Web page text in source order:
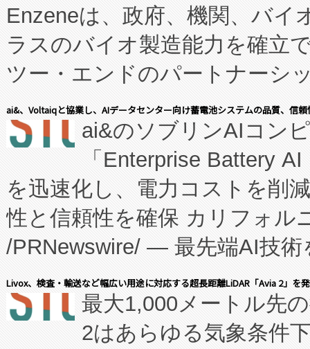
Enzeneは、政府、機関、バイ
ラスのバイオ製造能力を確立
ツー・エンドのパートナーシ
表しました。 同社の実績ある
manufacturing™ (FCCM™) プ
たNeXは、バイオ医薬品製造
従来のフェッドバッチ施設の
に、患者やサプライチェーン
キー方式で拡張性が高く、持
す。FCCM‑を活用した現地生
患者にとっての費用負担を大
のアクセスを大幅に拡大する
ai&、Voltaiqと協業し、AIデータセンター向け蓄電池システムの品質、信
ai&のソブリンAIコン
「Enterprise Battery
を迅速化し、電力コストを削
性と信頼性を確保 カリフォル
/PRNewswire/ — 最先端AI技術
会社エーアイ・アンド：本社
President原信平）と、エンタ
ードするVoltaiqは、日本にあ
Livox、検査・輸送など幅広い用途に対応する超長距離LiDAR「Avia 2」を
最大1,000メートル先
2はあらゆる気象条件